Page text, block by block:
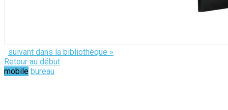
suivant dans la bibliothèque »
Retour au début
mobile bureau